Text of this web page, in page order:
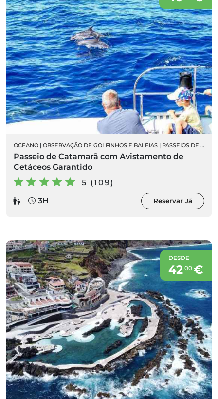
OCEANO | OBSERVAÇÃO DE GOLFINHOS E BALEIAS | PASSEIOS DE BARCO
Passeio de Catamarã com Avistamento de
Cetáceos Garantido
5 (109)
3H
Reservar Já
DESDE
42 00€